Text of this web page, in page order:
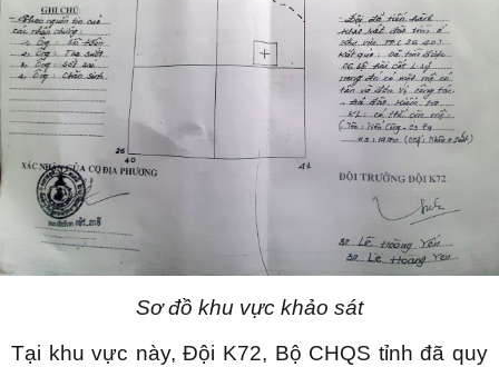
Sơ đồ khu vực khảo sát
Tại khu vực này, Đội K72, Bộ CHQS tỉnh đã quy